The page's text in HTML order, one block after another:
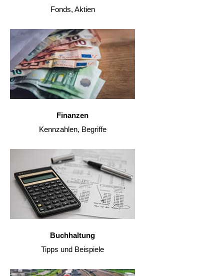
Fonds, Aktien
Finanzen
Kennzahlen, Begriffe
Buchhaltung
Tipps und Beispiele